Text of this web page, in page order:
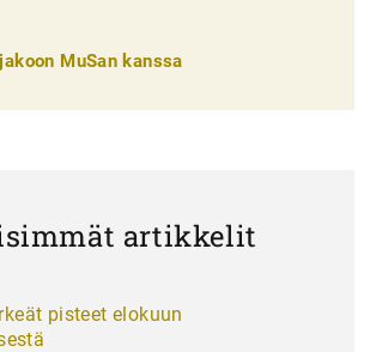
MuSan kanssa
artikkelit
pisteet elokuun